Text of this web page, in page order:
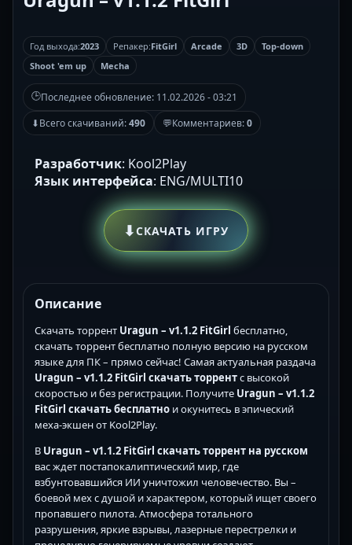
Год выхода:2023 Репакер:FitGirl Arcade 3D
Top-down
Shoot 'em up
Mecha
🕒Последнее обновление: 11.02.2026 - 03:21
⬇Всего скачиваний:490 💬Комментариев:0
Разработчик: Kool2Play
Язык интерфейса: ENG/MULTI10
⬇СКАЧАТЬ ИГРУ
Описание
Скачать торрент Uragun – v1.1.2 FitGirl бесплатно,
скачать торрент бесплатно полную версию на русском
языке для ПК – прямо сейчас! Самая актуальная раздача
Uragun – v1.1.2 FitGirl скачать торрентс высокой
скоростью и без регистрации. Получите Uragun – v1.1.2
FitGirl скачать бесплатно и окунитесь в эпический
меха-экшен от Kool2Play.
В Uragun – v1.1.2 FitGirl скачать торрент на русском
вас ждет постапокалиптический мир, где
взбунтовавшийся ИИ уничтожил человечество. Вы –
боевой мех с душой и характером, который ищет своего
пропавшего пилота. Атмосфера тотального
разрушения, яркие взрывы, лазерные перестрелки и